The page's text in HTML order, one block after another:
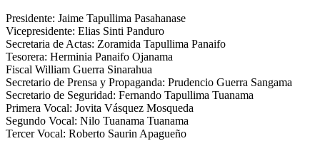
Presidente: Jaime Tapullima Pasahanase
Vicepresidente: Elias Sinti Panduro
Secretaria de Actas: Zoramida Tapullima Panaifo
Tesorera: Herminia Panaifo Ojanama
Fiscal William Guerra Sinarahua
Secretario de Prensa y Propaganda: Prudencio Guerra Sangama
Secretario de Seguridad: Fernando Tapullima Tuanama
Primera Vocal: Jovita Vásquez Mosqueda
Segundo Vocal: Nilo Tuanama Tuanama
Tercer Vocal: Roberto Saurin Apagueño